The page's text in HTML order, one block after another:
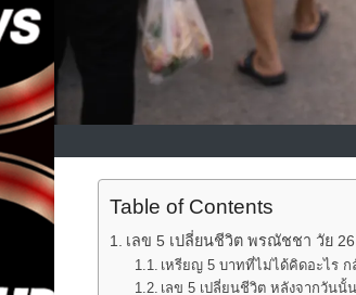
Table of Contents
เลข 5 เปลี่ยนชีวิต พรณัชชา วัย
เหรียญ 5 บาทที่ไม่ได้คิดอะไร ก
เลข 5 เปลี่ยนชีวิต หลังจากวัน